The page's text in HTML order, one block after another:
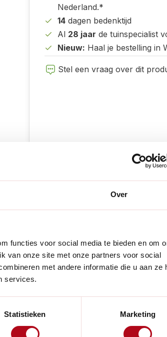
Over
functies voor social media te bieden en om
van onze site met onze partners voor social
met andere informatie die u aan ze
services.
Statistieken Marketing
Nederland.*
14 dagen bedenktijd
Al 28 jaar de tuinspecialist
Nieuw: Haal je bestelling in
Stel een vraag over dit
Handig voor erbij
Felco 2/3